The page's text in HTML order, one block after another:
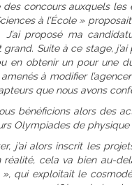
des concours auxquels
à l’École »
J’ai proposé ma
grand. Suite à ce stage,
en obtenir un pour une
à modifier
que nous avons
bénéficions alors des
Olympiades de physique
j’ai alors inscrit les
réalité, cela va bien au-
», qui exploitait le